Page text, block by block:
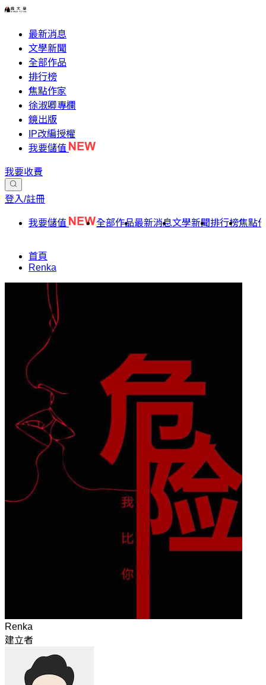
最新消息
文學新聞
全部作品
排行榜
焦點作家
徐淑卿專欄
鏡出版
IP改編授權
我要儲值
我要收費
登入/註冊
我要儲值 全部作品最新消息文學新聞排行榜焦點
首頁
Renka
Renka
建立者